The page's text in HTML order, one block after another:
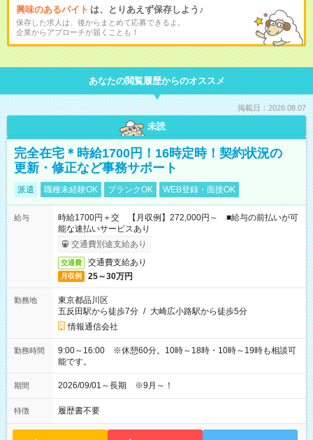
興味のあるバイト は、とりあえず保存しよう♪
保存した求人は、後からまとめて応募できるよ。
企業からアプローチが届くことも！
あなたの閲覧履歴からのオススメ
掲載日：2026.08.07
未読
完全在宅＊時給1700円！16時定時！契約状況の
更新・修正など事務サポート
派遣 職種未経験OK ブランクOK WEB登録・面接OK
給与
時給1700円＋交 【月収例】272,000円～ ■給与の前払いが可
能な速払いサービスあり
交通費別途支給あり
交通費 交通費支給あり
月収例 25～30万円
勤務地
東京都品川区
五反田駅から徒歩7分 / 大崎広小路駅から徒歩5分
情報通信会社
勤務時間
9:00～16:00 ※休憩60分。10時～18時・10時～19時も相談可
能です。
期間 2026/09/01～長期 ※9月～！
特徴 履歴書不要